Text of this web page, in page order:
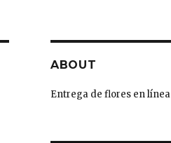
ABOUT
Entrega de flores en línea